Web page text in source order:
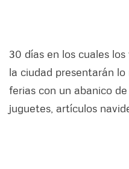
30 días en los cuales
la ciudad presentarán
ferias con un abanico
juguetes, artículos